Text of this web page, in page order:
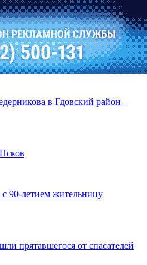
в Гдовский район –
90-летием жительницу
прятавшегося от спасателей